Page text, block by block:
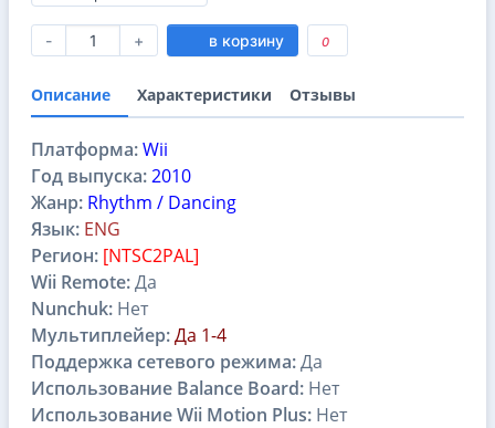
- + в корзину 0
Описание Характеристики Отзывы
Платформа:Wii
Год выпуска:2010
Жанр: Rhythm / Dancing
Язык: ENG
Регион: [NTSC2PAL]
Wii Remote:Да
Nunchuk: Нет
Мультиплейер:Да 1-4
Поддержка сетевого режима:Да
Использование Balance Board: Нет
Использование Wii Motion Plus: Нет